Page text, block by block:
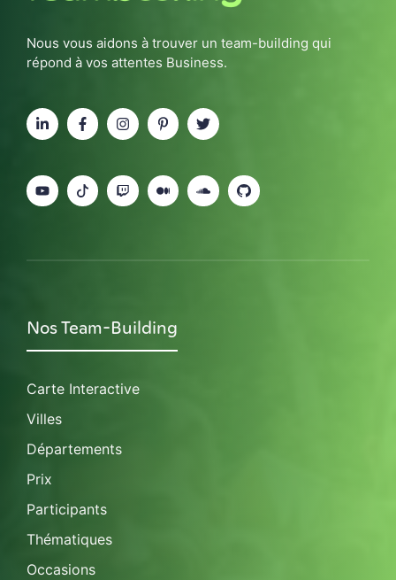
Nous vous aidons à trouver un team-building qui
répond à vos attentes Business.
Nos Team-Building
Carte Interactive
Villes
Départements
Prix
Participants
Thématiques
Occasions